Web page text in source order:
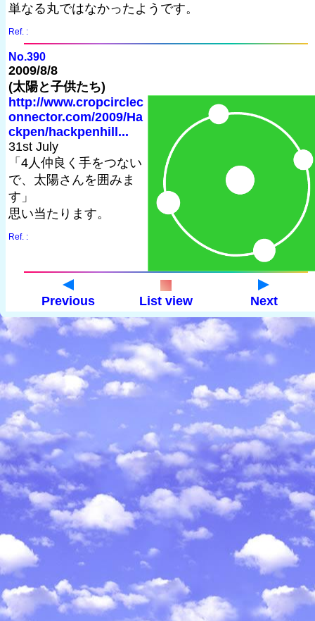
単なる丸ではなかったようです。
Ref. :
No.390
2009/8/8
(太陽と子供たち)
http://www.cropcirclec
onnector.com/2009/Ha
ckpen/hackpenhill...
31st July
「4人仲良く手をつない
で、太陽さんを囲みま
す」
思い当たります。
Ref. :
Previous List view Next